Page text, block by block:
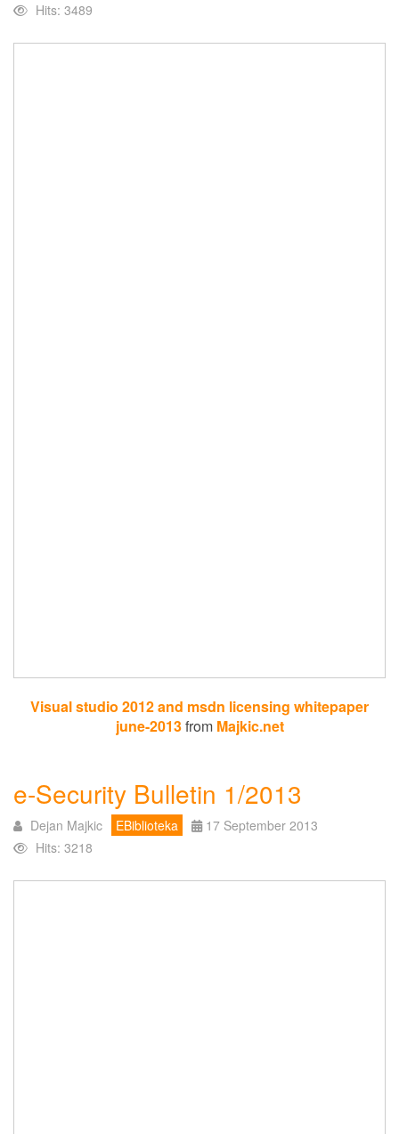
Hits: 3489
Visual studio 2012 and msdn licensing whitepaper
june-2013from Majkic.net
e-Security Bulletin 1/2013
Dejan Majkic EBiblioteka
17 September 2013
Hits: 3218